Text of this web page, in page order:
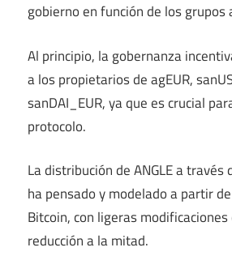
gobierno en función de los grupos
Al principio, la gobernanza
a los propietarios de agEUR,
sanDAI_EUR, ya que es crucial
protocolo.
La distribución de ANGLE a través
ha pensado y modelado a partir
Bitcoin, con ligeras
reducción a la mitad.